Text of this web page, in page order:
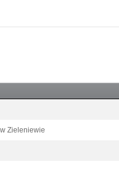
Zieleniewie